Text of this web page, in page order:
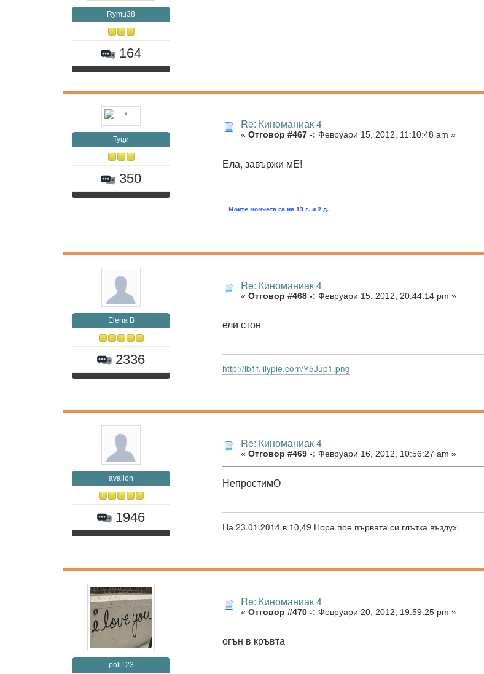
Rymu38
164
Туци
350
Re: Киноманиак 4
« Отговор #467 -: Февруари 15, 2012, 11:10:48 am »
Ела, завържи мЕ!
Elena B
2336
Re: Киноманиак 4
« Отговор #468 -: Февруари 15, 2012, 20:44:14 pm »
ели стон
http://lb1f.lilypie.com/Y5Jup1.png
avallon
1946
Re: Киноманиак 4
« Отговор #469 -: Февруари 16, 2012, 10:56:27 am »
НепростимО
На 23.01.2014 в 10,49 Нора пое първата си глътка въздух.
poli123
Re: Киноманиак 4
« Отговор #470 -: Февруари 20, 2012, 19:59:25 pm »
огън в кръвта